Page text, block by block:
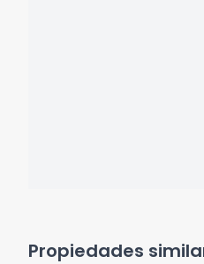
Propiedades